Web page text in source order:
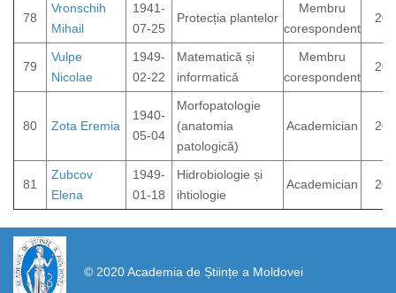
78
Vronschih
Mihail
1941-
07-25
Protecția plantelor
Membru
corespondent
79
Vulpe
Nicolae
1949-
02-22
Matematică și
informatică
Membru
corespondent
80 Zota Eremia
1940-
05-04
Morfopatologie
(anatomia
patologică)
Academician
81
Zubcov
Elena
1949-
01-18
Hidrobiologie și
ihtiologie
Academician
© 2020 Academia de Științe a Moldovei
https://propletenie.ru/